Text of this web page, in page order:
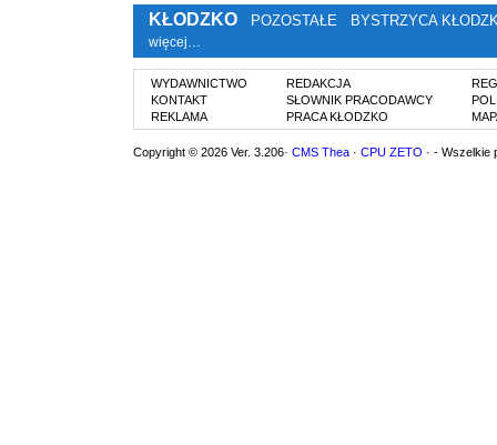
KŁODZKO POZOSTAŁE BYSTRZYCA
więcej…
WYDAWNICTWO
KONTAKT
REKLAMA
REDAKCJA
SŁOWNIK PRACODAWCY
PRACA KŁODZKO
Copyright © 2026 Ver. 3.206· CMS Thea · CPU ZETO · - Wszelkie